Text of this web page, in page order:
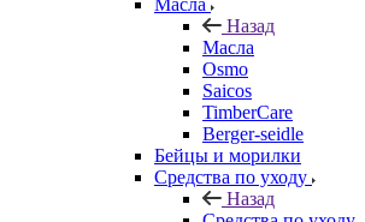
Масла
Назад
Масла
Osmo
Saicos
TimberCare
Berger-seidle
Бейцы и морилки
Средства по уходу
Назад